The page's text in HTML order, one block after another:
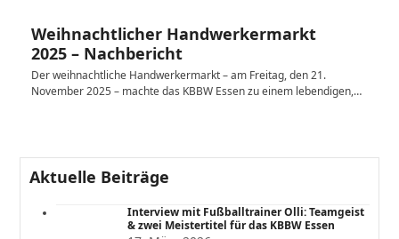
Weihnachtlicher Handwerkermarkt
2025 – Nachbericht
Der weihnachtliche Handwerkermarkt – am Freitag, den 21.
November 2025 – machte das KBBW Essen zu einem lebendigen,…
Aktuelle Beiträge
Interview mit Fußballtrainer Olli: Teamgeist
& zwei Meistertitel für das KBBW Essen